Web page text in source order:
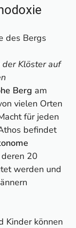
der Klöster auf
Berg am
vielen Orten
für jeden
befindet
20
werden und
Kinder können